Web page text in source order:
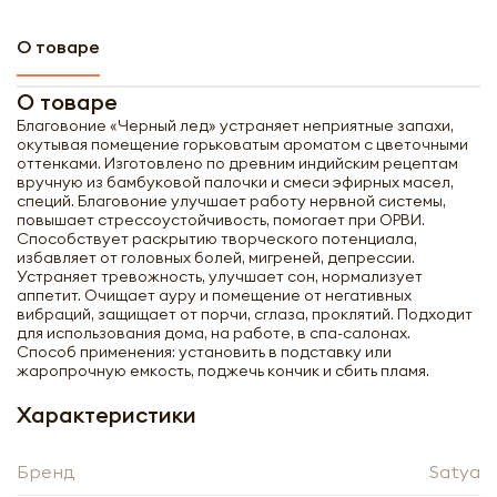
О товаре
О товаре
Благовоние «Черный лед» устраняет неприятные запахи,
окутывая помещение горьковатым ароматом с цветочными
оттенками. Изготовлено по древним индийским рецептам
вручную из бамбуковой палочки и смеси эфирных масел,
специй. Благовоние улучшает работу нервной системы,
повышает стрессоустойчивость, помогает при ОРВИ.
Способствует раскрытию творческого потенциала,
избавляет от головных болей, мигреней, депрессии.
Устраняет тревожность, улучшает сон, нормализует
аппетит. Очищает ауру и помещение от негативных
вибраций, защищает от порчи, сглаза, проклятий. Подходит
для использования дома, на работе, в спа-салонах.
Способ применения: установить в подставку или
жаропрочную емкость, поджечь кончик и сбить пламя.
Характеристики
Бренд Satya